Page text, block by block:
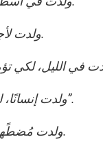
ولدت لأجل الحب، لكي لا تشك أبدًا بحبي.
ولدت إنسانًا، لكي تستطيع أنت أن تضحي “إلها”.
ولدت مُضطًهدًا، لكي تستطيع تقبل المصاعب.